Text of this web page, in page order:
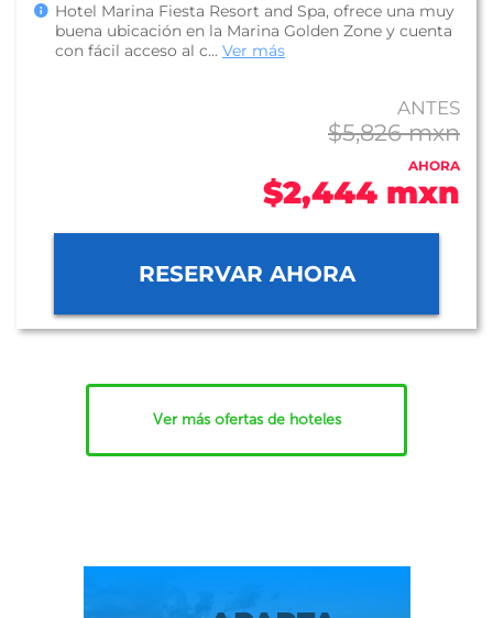
Hotel Marina Fiesta Resort and Spa, ofrece una muy
buena ubicación en la Marina Golden Zone y cuenta
con fácil acceso al c... Ver más
ANTES
$5,826 mxn
AHORA
$2,444 mxn
RESERVAR AHORA
Ver más ofertas de hoteles